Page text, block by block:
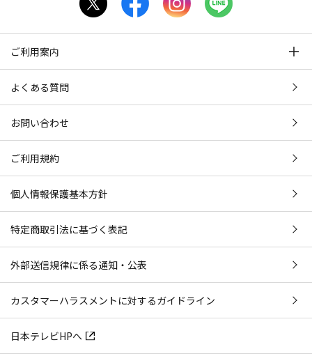
ご利用案内
よくある質問
お問い合わせ
ご利用規約
個人情報保護基本方針
特定商取引法に基づく表記
外部送信規律に係る通知・公表
カスタマーハラスメントに対するガイドライン
日本テレビHPへ